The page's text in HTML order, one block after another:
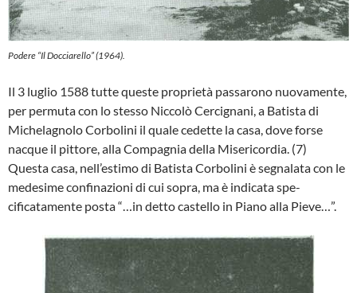
Podere “Il Docciarello” (1964).
Il 3 luglio 1588 tutte queste proprietà pas­sarono nuovamente,
per permuta con lo stesso Niccolò Cercignani, a Batista di
Michelagnolo Corbolini il quale cedette la casa, dove forse
nacque il pittore, alla Compagnia della Misericordia. (7)
Questa casa, nell’estimo di Batista Cor­bolini è segnalata con le
medesime confinazioni di cui sopra, ma è indicata spe­
cificatamente posta “…in detto castello in Piano alla Pieve…”.